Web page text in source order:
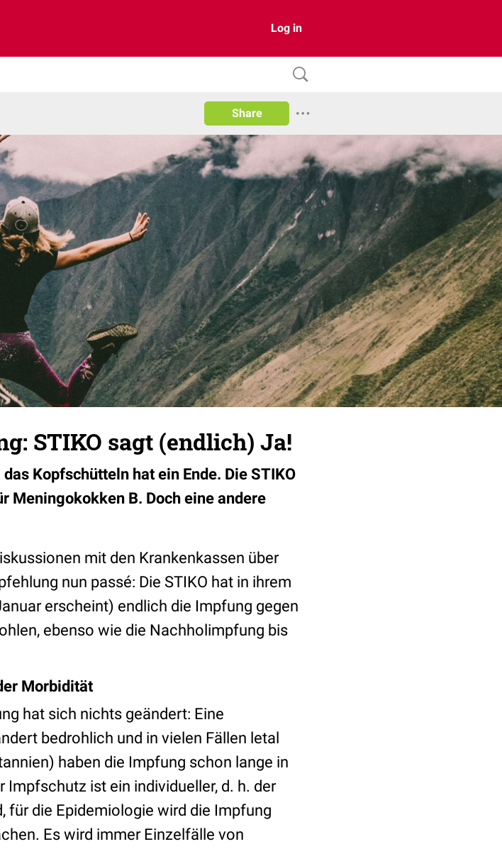
Log in
Share
STIKO sagt (endlich) Ja!
Kopfschütteln hat ein Ende. Die STIKO
B. Doch eine andere
mit den Krankenkassen über
nun passé: Die STIKO hat in ihrem
erscheint) endlich die Impfung gegen
ebenso wie die Nachholimpfung bis
Morbidität
hat sich nichts geändert: Eine
bedrohlich und in vielen Fällen letal
haben die Impfung schon lange in
ist ein individueller, d. h. der
für die Epidemiologie wird die Impfung
Es wird immer Einzelfälle von